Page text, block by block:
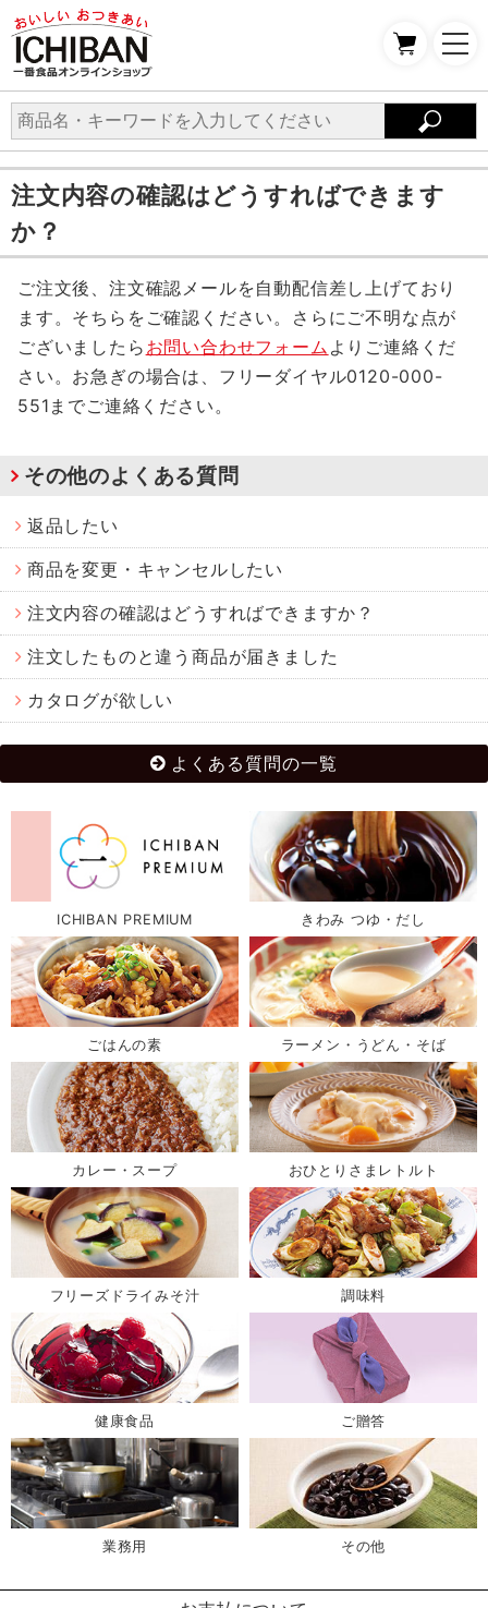
注文内容の確認はどうすればできます
か？
ご注文後、注文確認メールを自動配信差し上げており
ます。そちらをご確認ください。さらにご不明な点が
ございましたら お問い合わせフォーム よりご連絡くだ
さい。お急ぎの場合は、フリーダイヤル0120-000-
551までご連絡ください。
その他のよくある質問
返品したい
商品を変更・キャンセルしたい
注文内容の確認はどうすればできますか？
注文したものと違う商品が届きました
カタログが欲しい
よくある質問の一覧
ICHIBAN PREMIUM きわみ つゆ・だし
ごはんの素 ラーメン・うどん・そば
カレー・スープ おひとりさまレトルト
フリーズドライみそ汁 調味料
健康食品 ご贈答
業務用 その他